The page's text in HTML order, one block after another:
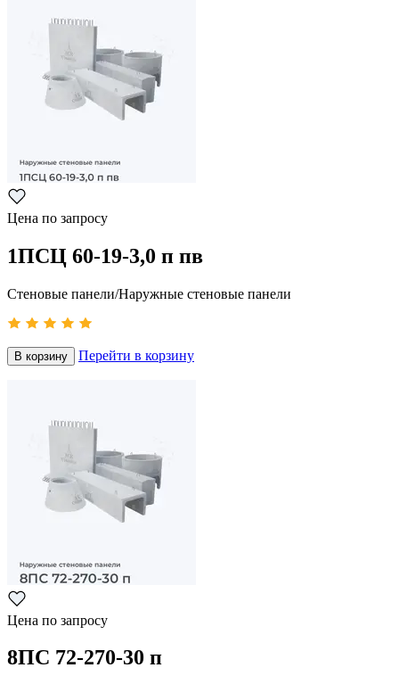
Цена по запросу
1ПСЦ 60-19-3,0 п пв
Стеновые панели/Наружные стеновые панели
В корзину Перейти в корзину
Цена по запросу
8ПС 72-270-30 п